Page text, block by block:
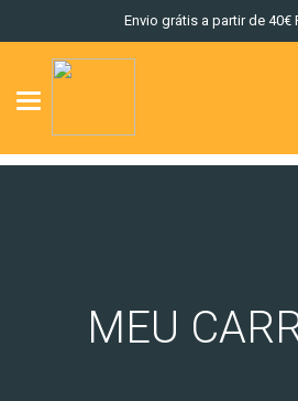
Envio grátis a partir de 40€
Toggle
MEU